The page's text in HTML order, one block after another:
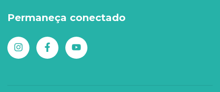
Permaneça conectado